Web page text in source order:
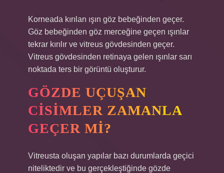
Korneada kırılan ışın göz bebeğinden geçer.
Göz bebeğinden göz merceğine geçen ışınlar
tekrar kırılır ve vitreus gövdesinden geçer.
Vitreus gövdesinden retinaya gelen ışınlar sarı
noktada ters bir görüntü oluşturur.
GÖZDE UÇUŞAN
CISIMLER ZAMANLA
GEÇER MI?
Vitreusta oluşan yapılar bazı durumlarda geçici
niteliktedir ve bu gerçekleştiğinde gözde